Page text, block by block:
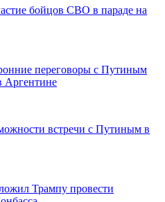
бойцов СВО в параде на
переговоры с Путиным
Аргентине
встречи с Путиным в
Трампу провести